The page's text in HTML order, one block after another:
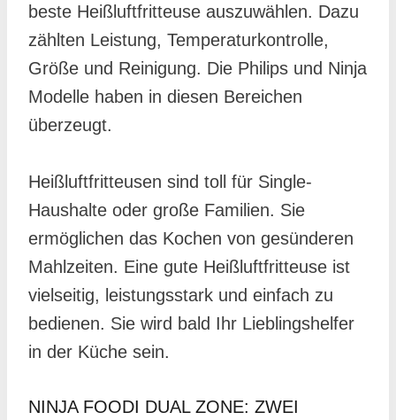
beste Heißluftfritteuse auszuwählen. Dazu
zählten Leistung, Temperaturkontrolle,
Größe und Reinigung. Die Philips und Ninja
Modelle haben in diesen Bereichen
überzeugt.
Heißluftfritteusen sind toll für Single-
Haushalte oder große Familien. Sie
ermöglichen das Kochen von gesünderen
Mahlzeiten. Eine gute Heißluftfritteuse ist
vielseitig, leistungsstark und einfach zu
bedienen. Sie wird bald Ihr Lieblingshelfer
in der Küche sein.
NINJA FOODI DUAL ZONE: ZWEI